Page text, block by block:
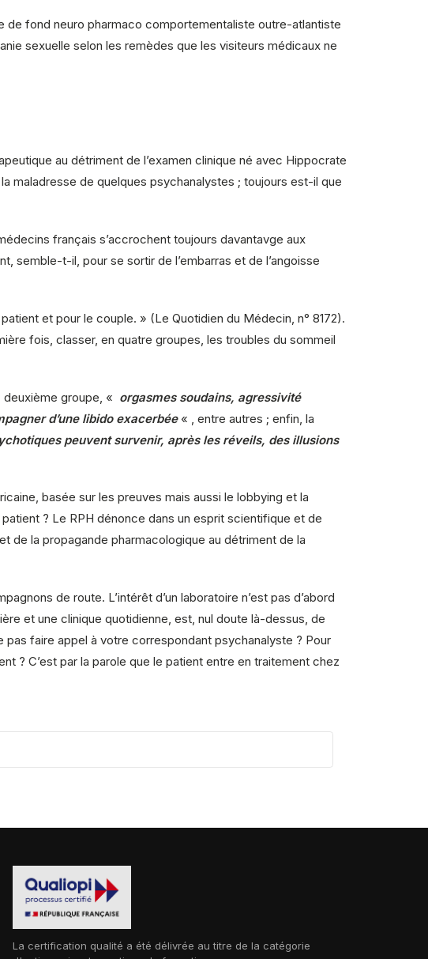
de fond neuro pharmaco comportementaliste outre-atlantiste
sexuelle selon les remèdes que les visiteurs médicaux ne
au détriment de l’examen clinique né avec Hippocrate
maladresse de quelques psychanalystes ; toujours est-il que
français s’accrochent toujours davantavge aux
semble-t-il, pour se sortir de l’embarras et de l’angoisse
et pour le couple. » (Le Quotidien du Médecin, n° 8172).
fois, classer, en quatre groupes, les troubles du sommeil
deuxième groupe, « orgasmes soudains, agressivité
d’une libido exacerbée « , entre autres ; enfin, la
peuvent survenir, après les réveils, des illusions
basée sur les preuves mais aussi le lobbying et la
? Le RPH dénonce dans un esprit scientifique et de
de la propagande pharmacologique au détriment de la
de route. L’intérêt d’un laboratoire n’est pas d’abord
et une clinique quotidienne, est, nul doute là-dessus, de
pas faire appel à votre correspondant psychanalyste ? Pour
? C’est par la parole que le patient entre en traitement chez
La certification qualité a été délivrée au titre de la catégorie